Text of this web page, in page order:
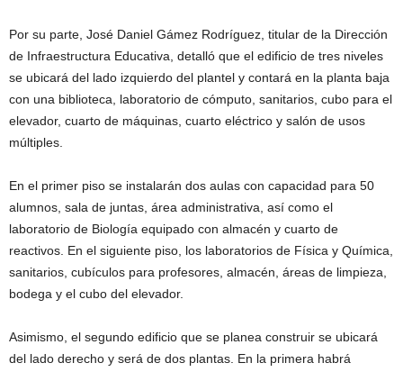
Por su parte, José Daniel Gámez Rodríguez, titular de la Dirección
de Infraestructura Educativa, detalló que el edificio de tres niveles
se ubicará del lado izquierdo del plantel y contará en la planta baja
con una biblioteca, laboratorio de cómputo, sanitarios, cubo para el
elevador, cuarto de máquinas, cuarto eléctrico y salón de usos
múltiples.
En el primer piso se instalarán dos aulas con capacidad para 50
alumnos, sala de juntas, área administrativa, así como el
laboratorio de Biología equipado con almacén y cuarto de
reactivos. En el siguiente piso, los laboratorios de Física y Química,
sanitarios, cubículos para profesores, almacén, áreas de limpieza,
bodega y el cubo del elevador.
Asimismo, el segundo edificio que se planea construir se ubicará
del lado derecho y será de dos plantas. En la primera habrá